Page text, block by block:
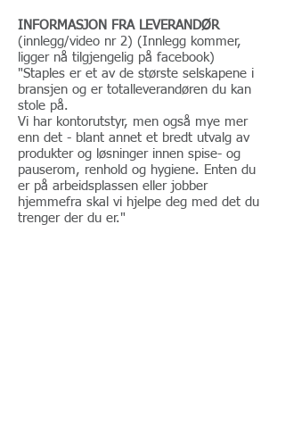
INFORMASJON FRA LEVERANDØR
(innlegg/video nr 2) (Innlegg kommer,
ligger nå tilgjengelig på facebook)
"Staples er et av de største selskapene i
bransjen og er totalleverandøren du kan
stole på.
Vi har kontorutstyr, men også mye mer
enn det - blant annet et bredt utvalg av
produkter og løsninger innen spise- og
pauserom, renhold og hygiene. Enten du
er på arbeidsplassen eller jobber
hjemmefra skal vi hjelpe deg med det du
trenger der du er."